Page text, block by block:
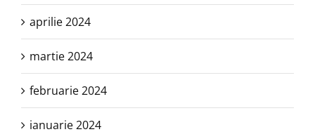
aprilie 2024
martie 2024
februarie 2024
ianuarie 2024